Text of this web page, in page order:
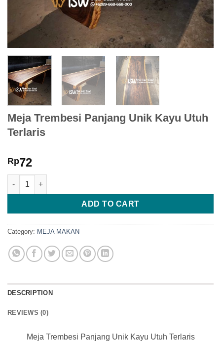
Meja Trembesi Panjang Unik Kayu Utuh
Terlaris
Rp72
Meja Trembesi Panjang Unik Kayu Utuh Terlaris quantity
ADD TO CART
Category: MEJA MAKAN
DESCRIPTION
REVIEWS (0)
Meja Trembesi Panjang Unik Kayu Utuh Terlaris